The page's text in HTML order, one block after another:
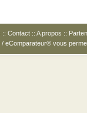
:: Contact :: A propos ::
eComparateur® vous